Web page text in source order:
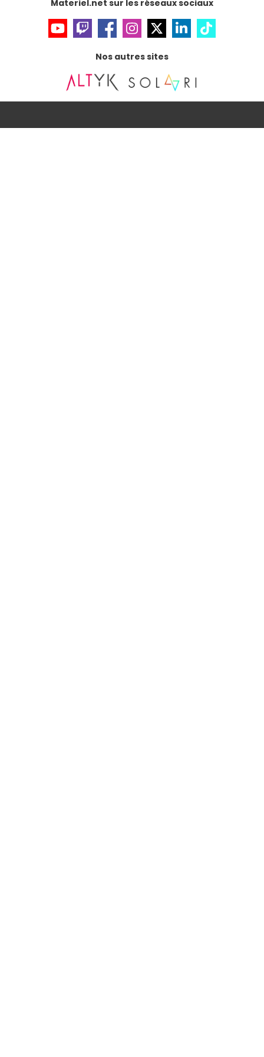
Materiel.net sur les réseaux sociaux
Nos autres sites